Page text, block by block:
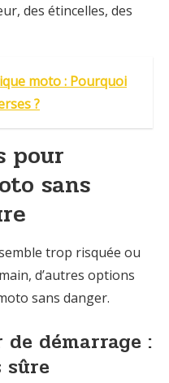
des étincelles, des
moto : Pourquoi
?
pour
sans
trop risquée ou
d’autres options
sans danger.
démarrage :